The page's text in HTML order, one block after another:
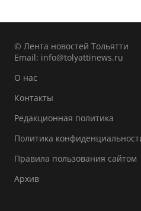
© Лента новостей Тольятти
Email: info@tolyattinews.ru
О нас
Контакты
Редакционная политика
Политика
Правила пользования сайтом
Архив